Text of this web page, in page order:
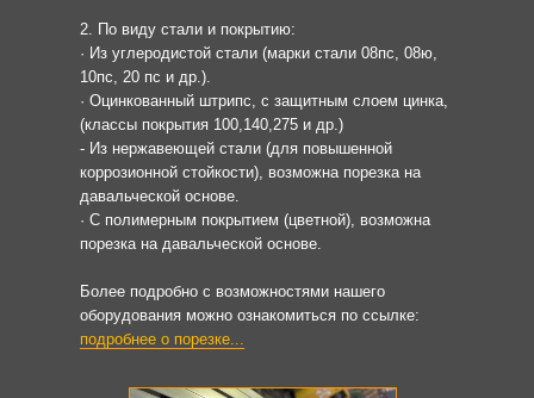
2. По виду стали и покрытию:
· Из углеродистой стали (марки стали 08пс, 08ю,
10пс, 20 пс и др.).
· Оцинкованный штрипс, с защитным слоем цинка,
(классы покрытия 100,140,275 и др.)
- Из нержавеющей стали (для повышенной
коррозионной стойкости), возможна порезка на
давальческой основе.
· С полимерным покрытием (цветной), возможна
порезка на давальческой основе.
Более подробно с возможностями нашего
оборудования можно ознакомиться по ссылке:
подробнее о порезке...